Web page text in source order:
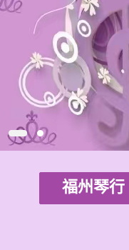
福州琴行